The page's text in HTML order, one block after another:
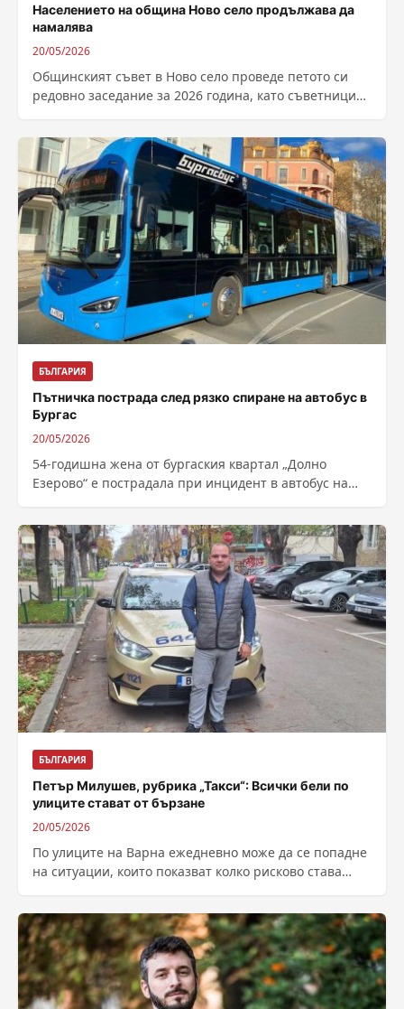
Населението на община Ново село продължава да
намалява
20/05/2026
Общинският съвет в Ново село проведе петото си
редовно заседание за 2026 година, като съветниците
БЪЛГАРИЯ
Пътничка пострада след рязко спиране на автобус в
Бургас
20/05/2026
54-годишна жена от бургаския квартал „Долно
Езерово“ е пострадала при инцидент в автобус на
БЪЛГАРИЯ
Петър Милушев, рубрика „Такси“: Всички бели по
улиците стават от бързане
20/05/2026
По улиците на Варна ежедневно може да се попадне
на ситуации, които показват колко рисково става